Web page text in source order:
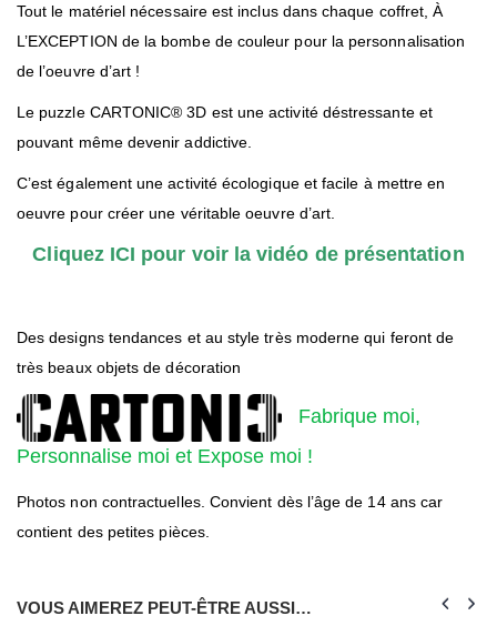
Tout le matériel nécessaire est inclus dans chaque coffret, À
L’EXCEPTION de la bombe de couleur pour la personnalisation
de l’oeuvre d’art !
Le puzzle CARTONIC® 3D est une activité déstressante et
pouvant même devenir addictive.
C’est également une activité écologique et facile à mettre en
oeuvre pour créer une véritable oeuvre d’art.
Cliquez ICI pour voir la vidéo de présentation
Des designs tendances et au style très moderne qui feront de
très beaux objets de décoration
Fabrique moi,
Personnalise moi et Expose moi !
Photos non contractuelles. Convient dès l’âge de 14 ans car
contient des petites pièces.
VOUS AIMEREZ PEUT-ÊTRE AUSSI…